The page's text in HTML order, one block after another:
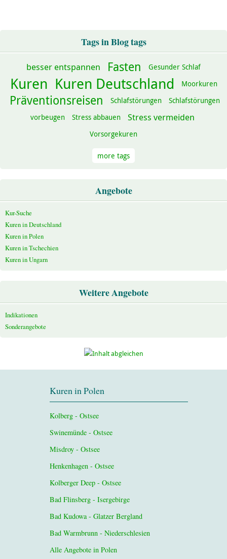
Tags in Blog tags
besser entspannen Fasten Gesunder Schlaf
Kuren Kuren Deutschland Moorkuren
Präventionsreisen Schlafstörungen
Schlafstörungen
vorbeugen
Stress abbauen Stress vermeiden
Vorsorgekuren
more tags
Angebote
Kur-Suche
Kuren in Deutschland
Kuren in Polen
Kuren in Tschechien
Kuren in Ungarn
Weitere Angebote
Indikationen
Sonderangebote
Kuren in Polen
Kolberg - Ostsee
Swinemünde - Ostsee
Misdroy - Ostsee
Henkenhagen - Ostsee
Kolberger Deep - Ostsee
Bad Flinsberg - Isergebirge
Bad Kudowa - Glatzer Bergland
Bad Warmbrunn - Niederschlesien
Alle Angebote in Polen